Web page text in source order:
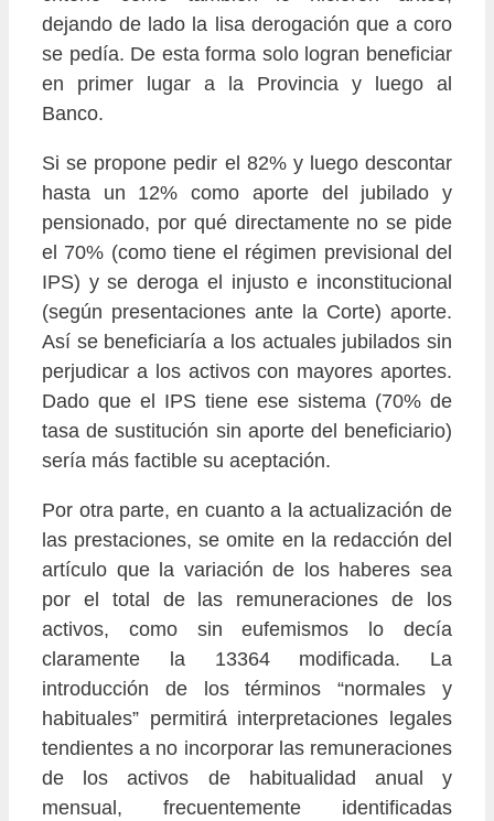
dejando de lado la lisa derogación que a coro
se pedía. De esta forma solo logran beneficiar
en primer lugar a la Provincia y luego al
Banco.
Si se propone pedir el 82% y luego descontar
hasta un 12% como aporte del jubilado y
pensionado, por qué directamente no se pide
el 70% (como tiene el régimen previsional del
IPS) y se deroga el injusto e inconstitucional
(según presentaciones ante la Corte) aporte.
Así se beneficiaría a los actuales jubilados sin
perjudicar a los activos con mayores aportes.
Dado que el IPS tiene ese sistema (70% de
tasa de sustitución sin aporte del beneficiario)
sería más factible su aceptación.
Por otra parte, en cuanto a la actualización de
las prestaciones, se omite en la redacción del
artículo que la variación de los haberes sea
por el total de las remuneraciones de los
activos, como sin eufemismos lo decía
claramente la 13364 modificada. La
introducción de los términos “normales y
habituales” permitirá interpretaciones legales
tendientes a no incorporar las remuneraciones
de los activos de habitualidad anual y
mensual, frecuentemente identificadas